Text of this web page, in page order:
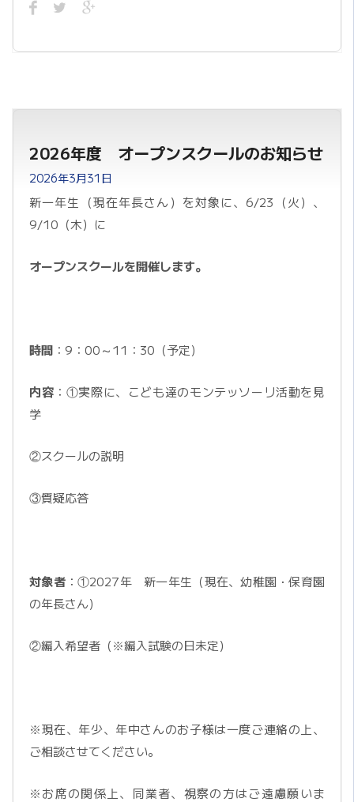
2026年度 オープンスクールのお知らせ
2026年3月31日
新一年生（現在年長さん）を対象に、6/23（火）、
9/10（木）に
オープンスクールを開催します。
時間 ：9：00～11：30（予定）
内容 ：①実際に、こども達のモンテッソーリ活動を見
学
②スクールの説明
③質疑応答
対象者：①2027年 新一年生（現在、幼稚園・保育園
の年長さん）
②編入希望者（※編入試験の日未定）
※現在、年少、年中さんのお子様は一度ご連絡の上、
ご相談させてください。
※お席の関係上、同業者、視察の方はご遠慮願いま